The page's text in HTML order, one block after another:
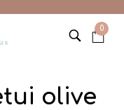
0
olive